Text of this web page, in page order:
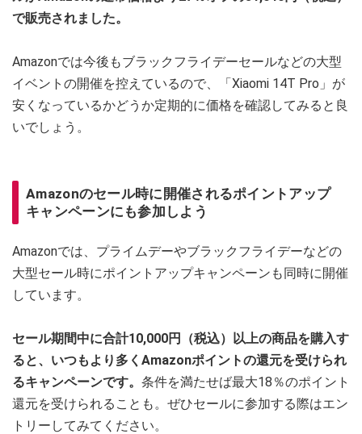
で販売されました。
Amazonでは今後もブラックフライデーセールなどの大型
イベントの開催を控えているので、「Xiaomi 14T Pro」が
安くなっているかどうか定期的に価格を確認してみると良
いでしょう。
Amazonのセール時に開催されるポイントアップ
キャンペーンにも参加しよう
Amazonでは、プライムデーやブラックフライデーなどの
大型セール時にポイントアップキャンペーンも同時に開催
しています。
セール期間中に合計10,000円（税込）以上の商品を購入す
ると、いつもより多くAmazonポイントの還元を受けられ
るキャンペーンです。 条件を満たせば最大18％のポイント
還元を受けられることも。ぜひセールに参加する際はエン
トリーしてみてください。